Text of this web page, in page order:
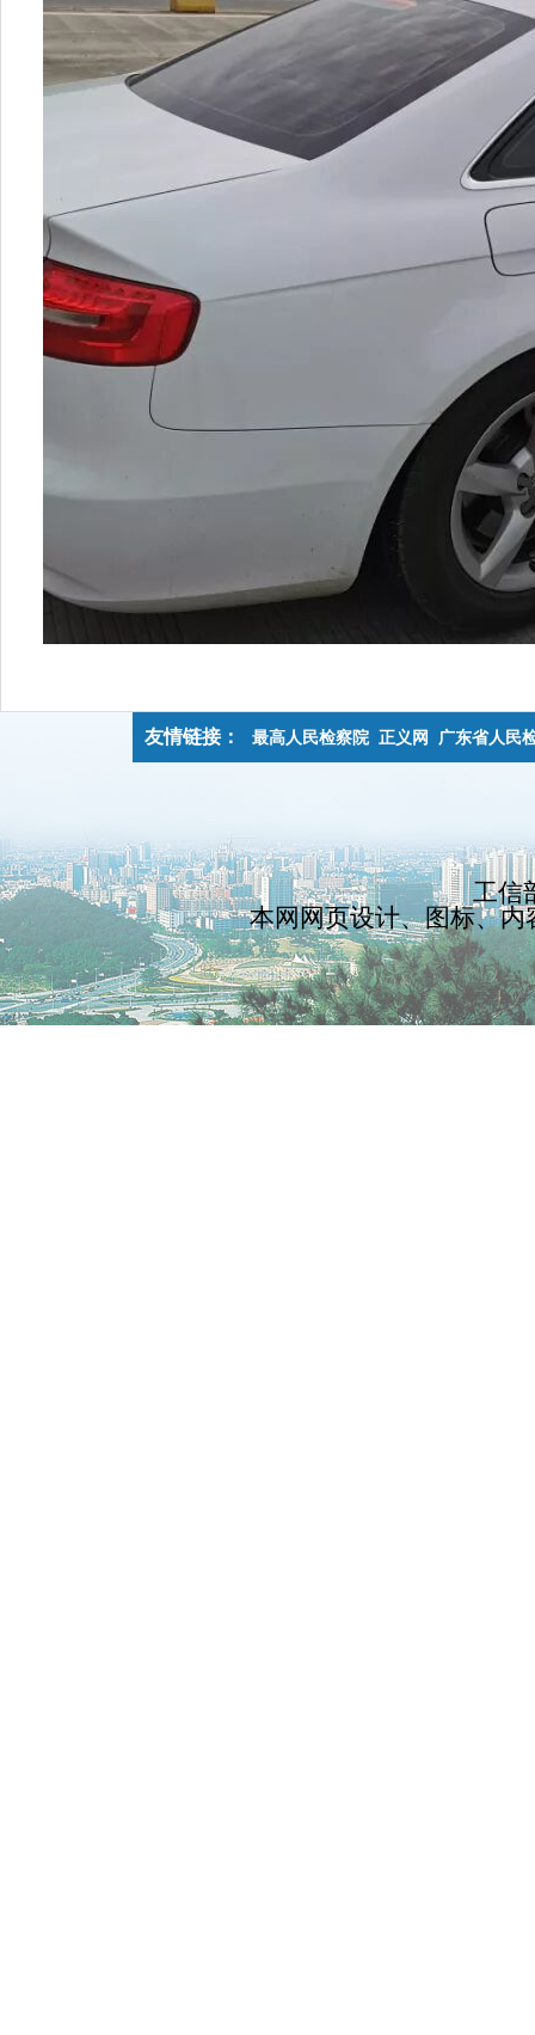
友情链接： 最高人民检察院 正义网 广东省人民
工信
本网网页设计、图标、